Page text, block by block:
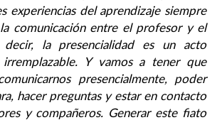
experiencias del aprendizaje siempre
comunicación entre el profesor y el
decir, la presencialidad es un acto
irremplazable. Y vamos a tener que
presencialmente, poder
hacer preguntas y estar en contacto
y compañeros. Generar este fiato